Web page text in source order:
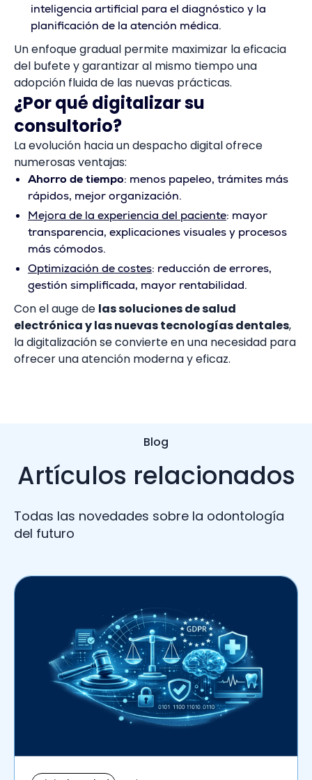
inteligencia artificial para el diagnóstico y la
planificación de la atención médica.
Un enfoque gradual permite maximizar la eficacia
del bufete y garantizar al mismo tiempo una
adopción fluida de las nuevas prácticas.
¿Por qué digitalizar su
consultorio?
La evolución hacia un despacho digital ofrece
numerosas ventajas:
Ahorro de tiempo: menos papeleo, trámites más
rápidos, mejor organización.
Mejora de la experiencia del paciente: mayor
transparencia, explicaciones visuales y procesos
más cómodos.
Optimización de costes: reducción de errores,
gestión simplificada, mayor rentabilidad.
Con el auge de las soluciones de salud
electrónica y las nuevas tecnologías dentales,
la digitalización se convierte en una necesidad para
ofrecer una atención moderna y eficaz.
Blog
Artículos relacionados
Todas las novedades sobre la odontología
del futuro